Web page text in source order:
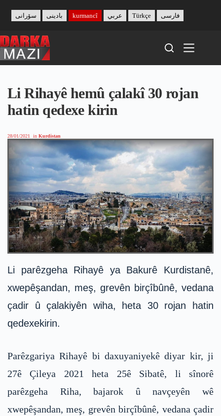
content
بادینی سۆرانی kurmancî عربي Türkçe فارسی
Li Rihayê hemû çalakî 30 rojan
hatin qedexe kirin
28/01/2021 in Kurdistan
Li parêzgeha Rihayê ya Bakurê Kurdistanê,
xwepêşandan, meş, grevên birçîbûnê, vedana
çadir û çalakiyên wiha, heta 30 rojan hatin
qedexekirin.
Parêzgariya Rihayê bi daxuyaniyekê diyar kir, ji
27ê Çileya 2021 heta 25ê Sibatê, li sînorê
parêzgeha Riha, bajarok û navçeyên wê
xwepêşandan, meş, grevên birçîbûnê, vedana çadir